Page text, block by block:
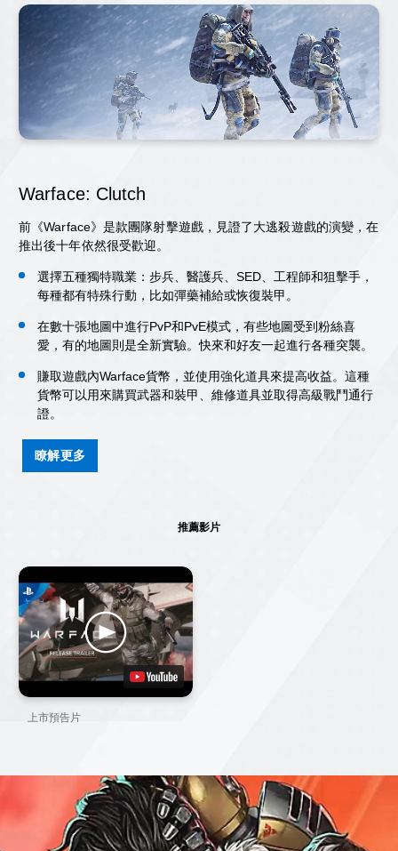
Warface: Clutch
前《Warface》是款團隊射擊遊戲，見證了大逃殺遊戲的演變，在
推出後十年依然很受歡迎。
選擇五種獨特職業：步兵、醫護兵、SED、工程師和狙擊手，
每種都有特殊行動，比如彈藥補給或恢復裝甲。
在數十張地圖中進行PvP和PvE模式，有些地圖受到粉絲喜
愛，有的地圖則是全新實驗。快來和好友一起進行各種突襲。
賺取遊戲內Warface貨幣，並使用強化道具來提高收益。這種
貨幣可以用來購買武器和裝甲、維修道具並取得高級戰鬥通行
證。
瞭解更多
推薦影片
上市預告片